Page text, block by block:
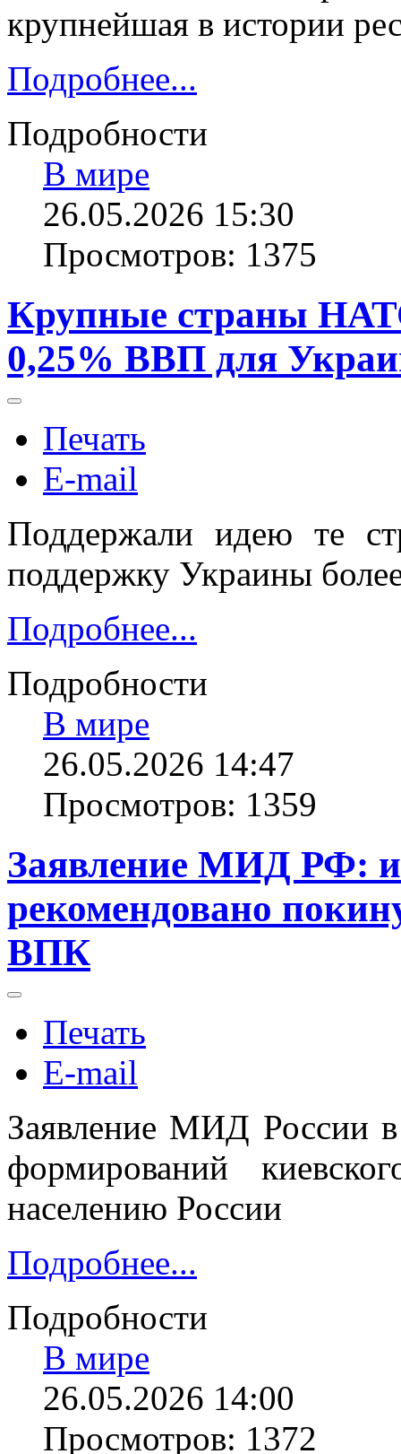
крупнейшая в истории
Подробнее...
Подробности
В мире
26.05.2026 15:30
Просмотров: 1375
Крупные страны
0,25% ВВП для
Печать
E-mail
Поддержали идею те
поддержку Украины
Подробнее...
Подробности
В мире
26.05.2026 14:47
Просмотров: 1359
Заявление МИД РФ:
рекомендовано
ВПК
Печать
E-mail
Заявление МИД России
формирований
населению России
Подробнее...
Подробности
В мире
26.05.2026 14:00
Просмотров: 1372